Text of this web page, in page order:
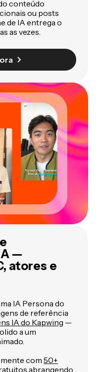
conteúdo
ou posts
de IA entrega o
as vezes.
—
atores e
IA Persona do
de referência
IA do Kapwing —
a um
com 50+
abrangendo